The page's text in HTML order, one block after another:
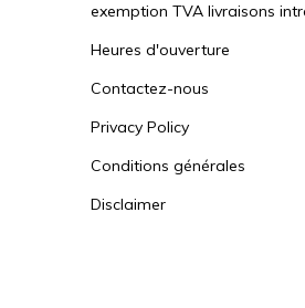
exemption TVA livraisons
Heures d'ouverture
Contactez-nous
Privacy Policy
Conditions générales
Disclaimer